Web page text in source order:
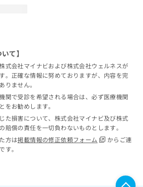
て】
式会社マイナビおよび株式会社ウェルネスが
。正確な情報に努めておりますが、内容を完
りません。
関で受診を希望される場合は、必ず医療機関
をお勧めします。
た損害について、株式会社マイナビ及び株式
賠償の責任を一切負わないものとします。
方は掲載情報の修正依頼フォーム
からご連
す。